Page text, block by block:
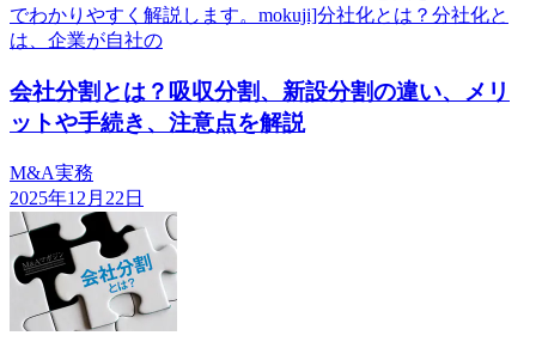
でわかりやすく解説します。mokuji]分社化とは？分社化と
は、企業が自社の
会社分割とは？吸収分割、新設分割の違い、メリ
ットや手続き、注意点を解説
M&A実務
2025年12月22日